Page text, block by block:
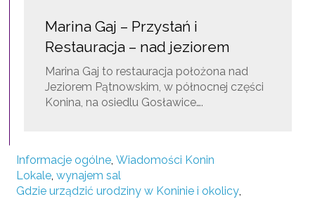
Marina Gaj – Przystań i
Restauracja – nad jeziorem
Marina Gaj to restauracja położona nad
Jeziorem Pątnowskim, w północnej części
Konina, na osiedlu Gosławice….
Informacje ogólne, Wiadomości Konin
Lokale, wynajem sal
Gdzie urządzić urodziny w Koninie i okolicy,